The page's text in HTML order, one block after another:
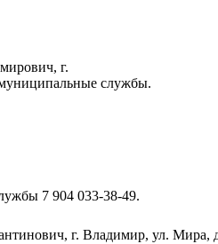
г.
службы.
7 904 033-38-49.
г. Владимир, ул. Мира,